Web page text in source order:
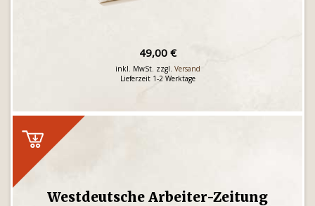
49,00 €
inkl. MwSt. zzgl. Versand
Lieferzeit 1-2 Werktage
Westdeutsche Arbeiter-Zeitung